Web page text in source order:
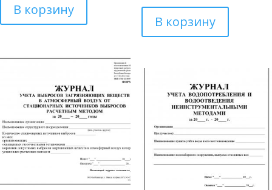
В корзину
В корзину